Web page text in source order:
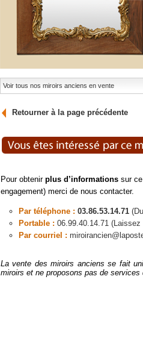
Voir tous nos miroirs anciens en vente
Retourner à la page précédente
Pour obtenir plus d’informations sur
engagement) merci de nous contacter.
Par téléphone : 03.86.53.14.71
Portable : 06.99.40.14.71
Par courriel :
La vente des miroirs anciens se fait
miroirs et ne proposons pas de services